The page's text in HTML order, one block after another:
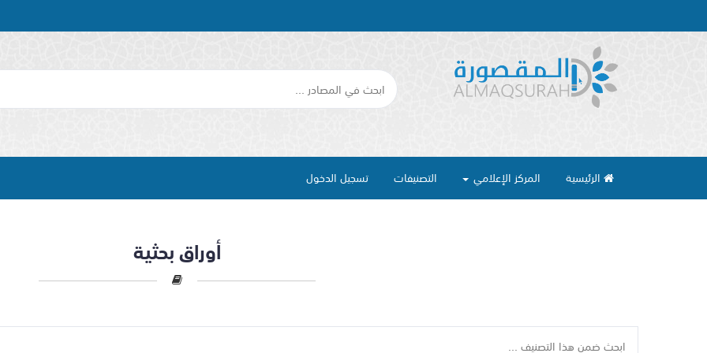
الرئيسية المركز الإعلامي التصنيفات تسجيل الدخول
أوراق بحثية